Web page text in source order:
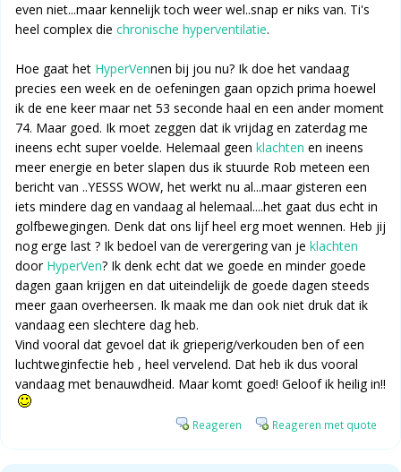
even niet...maar kennelijk toch weer wel..snap er niks van. Ti's
heel complex die chronische hyperventilatie.
Hoe gaat het HyperVennen bij jou nu? Ik doe het vandaag
precies een week en de oefeningen gaan opzich prima hoewel
ik de ene keer maar net 53 seconde haal en een ander moment
74. Maar goed. Ik moet zeggen dat ik vrijdag en zaterdag me
ineens echt super voelde. Helemaal geen klachten en ineens
meer energie en beter slapen dus ik stuurde Rob meteen een
bericht van ..YESSS WOW, het werkt nu al...maar gisteren een
iets mindere dag en vandaag al helemaal....het gaat dus echt in
golfbewegingen. Denk dat ons lijf heel erg moet wennen. Heb jij
nog erge last ? Ik bedoel van de verergering van je klachten
door HyperVen? Ik denk echt dat we goede en minder goede
dagen gaan krijgen en dat uiteindelijk de goede dagen steeds
meer gaan overheersen. Ik maak me dan ook niet druk dat ik
vandaag een slechtere dag heb.
Vind vooral dat gevoel dat ik grieperig/verkouden ben of een
luchtweginfectie heb , heel vervelend. Dat heb ik dus vooral
vandaag met benauwdheid. Maar komt goed! Geloof ik heilig in!!
Reageren Reageren met quote